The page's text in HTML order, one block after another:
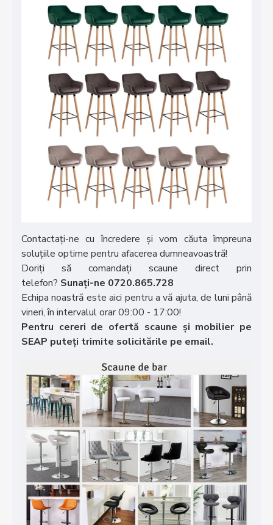
Contactați-ne cu încredere și vom căuta împreuna
soluțiile optime pentru afacerea dumneavoastră!
Doriți să comandați scaune direct prin
telefon? Sunați-ne 0720.865.728
Echipa noastră este aici pentru a vă ajuta, de luni până
vineri, în intervalul orar 09:00 - 17:00!
Pentru cereri de ofertă scaune și mobilier pe
SEAP puteți trimite solicitările pe email.